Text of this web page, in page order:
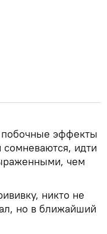
эффекты
идти
чем
никто не
но в ближайший